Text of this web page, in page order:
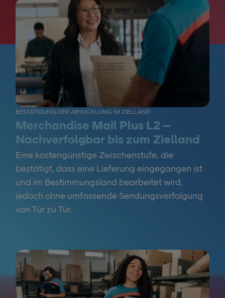
BESTÄTIGUNG DER ABWICKLUNG IM ZIELLAND
Merchandise Mail Plus L2 –
Nachverfolgbar bis zum Zielland
Eine kostengünstige Zwischenstufe, die
bestätigt, dass eine Lieferung eingegangen ist
und im Bestimmungsland bearbeitet wird,
jedoch ohne umfassende Sendungsverfolgung
von Tür zu Tür.